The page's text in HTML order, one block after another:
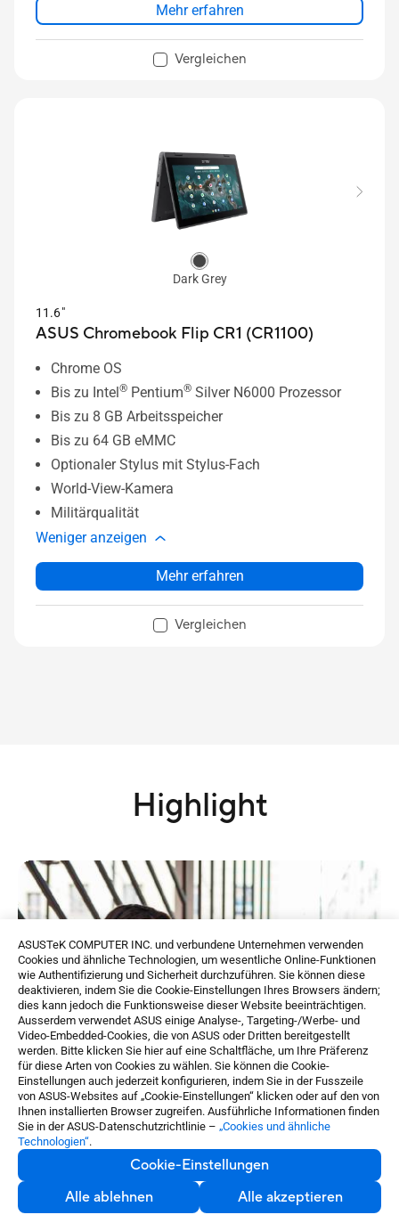
ASUSTeK COMPUTER INC. und verbundene Unternehmen verwenden
Cookies und ähnliche Technologien, um wesentliche Online-Funktionen
wie Authentifizierung und Sicherheit durchzuführen. Sie können diese
deaktivieren, indem Sie die Cookie-Einstellungen Ihres Browsers ändern;
dies kann jedoch die Funktionsweise dieser Website beeinträchtigen.
Ausserdem verwendet ASUS einige Analyse-, Targeting-/Werbe- und
Video-Embedded-Cookies, die von ASUS oder Dritten bereitgestellt
werden. Bitte klicken Sie hier auf eine Schaltfläche, um Ihre Präferenz
für diese Arten von Cookies zu wählen. Sie können die Cookie-
Einstellungen auch jederzeit konfigurieren, indem Sie in der Fusszeile
von ASUS-Websites auf „Cookie-Einstellungen“ klicken oder auf den von
Ihnen installierten Browser zugreifen. Ausführliche Informationen finden
Sie in der ASUS-Datenschutzrichtlinie – „Cookies und ähnliche
Technologien“.
Cookie-Einstellungen
Alle ablehnen
Alle akzeptieren
Mehr erfahren
Vergleichen
Dark Grey
11.6"
ASUS Chromebook Flip CR1 (CR1100)
Chrome OS
Bis zu Intel® Pentium® Silver N6000 Prozessor
Bis zu 8 GB Arbeitsspeicher
Bis zu 64 GB eMMC
Optionaler Stylus mit Stylus-Fach
World-View-Kamera
Militärqualität
Weniger anzeigen
Mehr erfahren
Vergleichen
Highlight
Modern tech drives business success